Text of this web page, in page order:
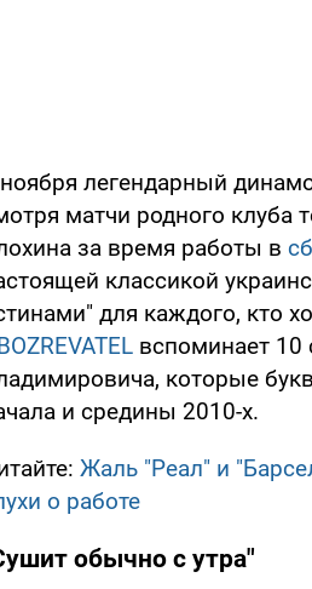
легендарный
матчи родного клуба
за время работы в
классикой
для каждого, кто
вспоминает 10
которые
и средины 2010-х.
Жаль "Реал" и
о работе
обычно с утра"